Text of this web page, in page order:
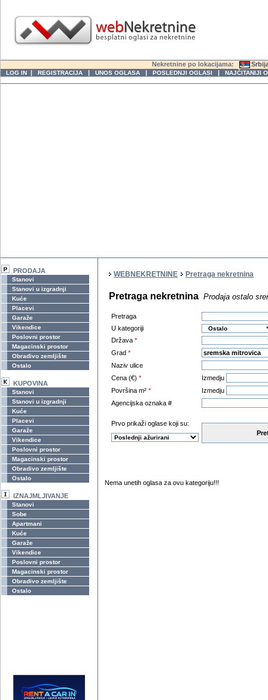
Nekretnine po lokacijama:
LOG IN | REGISTRACIJA | UNOS OGLASA | POSLEDNJI OGLASI | NAJČITANIJI
PRODAJA
Stanovi
Stanovi u izgradnji
Kuće
Placevi
Garaže
Vikendice
Poslovni prostor
Magacinski prostor
Obradivo zemljište
Ostalo
KUPOVINA
Stanovi
Stanovi u izgradnji
Kuće
Placevi
Garaže
Vikendice
Poslovni prostor
Magacinski prostor
Obradivo zemljište
Ostalo
IZNAJMLJIVANJE
Stanovi
Sobe
Apartmani
Kuće
Garaže
Vikendice
Poslovni prostor
Magacinski prostor
Obradivo zemljište
Ostalo
WEBNEKRETNINE Pretraga nekretnina
Pretraga nekretnina Prodaja ostalo
Pretraga
U kategoriji
Država *
Grad *
Naziv ulice
Cena (€) *
Izmedju
Površina m² *
Izmedju
Agencijska oznaka #
Prvo prikaži oglase koji su:
Nema unetih oglasa za ovu kategoriju!!!